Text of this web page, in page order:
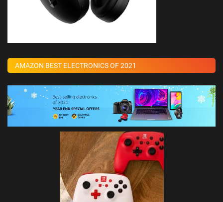
AMAZON BEST ELECTRONICS OF 2021